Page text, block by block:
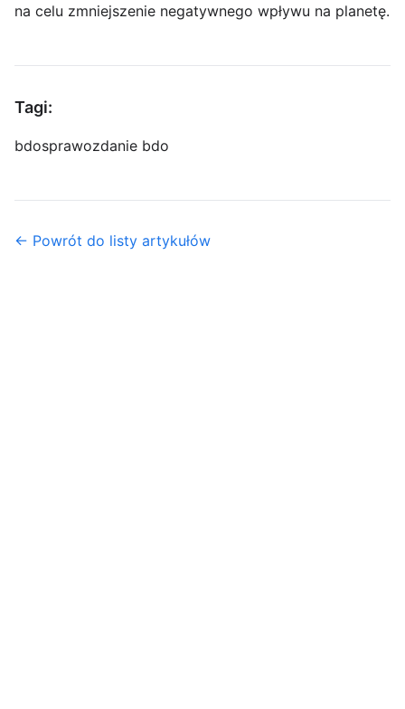
na celu zmniejszenie negatywnego wpływu na planetę.
Tagi:
bdosprawozdanie bdo
← Powrót do listy artykułów